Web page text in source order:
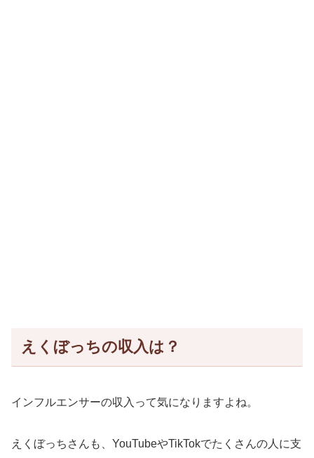
えくぼっちの収入は？
インフルエンサーの収入って気になりますよね。
えくぼっちさんも、YouTubeやTikTokでたくさんの人に支